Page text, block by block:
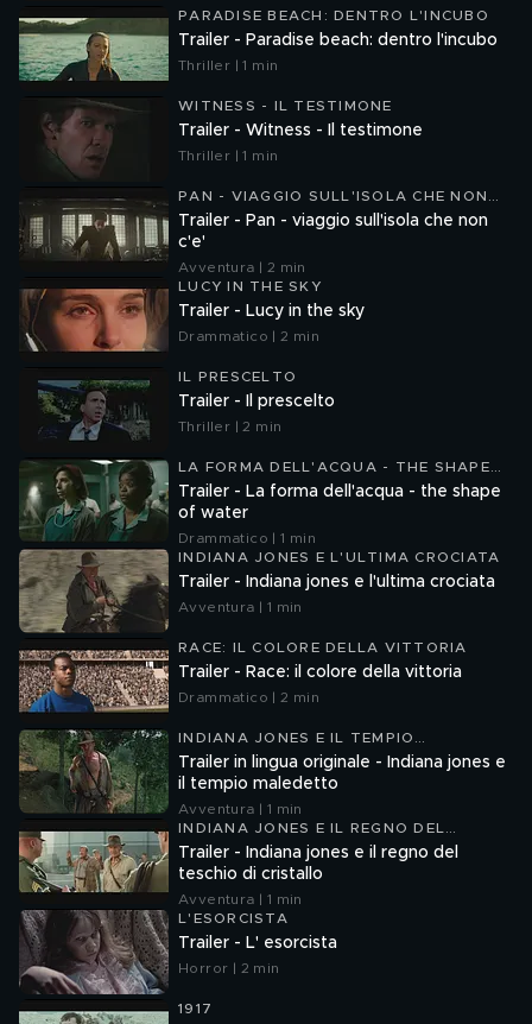
PARADISE BEACH: DENTRO L'INCUBO
Trailer - Paradise beach: dentro l'incubo
Thriller | 1 min
WITNESS - IL TESTIMONE
Trailer - Witness - Il testimone
Thriller | 1 min
PAN - VIAGGIO SULL'ISOLA CHE NON
C'È
Trailer - Pan - viaggio sull'isola che non
c'e'
Avventura | 2 min
LUCY IN THE SKY
Trailer - Lucy in the sky
Drammatico | 2 min
IL PRESCELTO
Trailer - Il prescelto
Thriller | 2 min
LA FORMA DELL'ACQUA - THE SHAPE
OF WATER
Trailer - La forma dell'acqua - the shape
of water
Drammatico | 1 min
INDIANA JONES E L'ULTIMA CROCIATA
Trailer - Indiana jones e l'ultima crociata
Avventura | 1 min
RACE: IL COLORE DELLA VITTORIA
Trailer - Race: il colore della vittoria
Drammatico | 2 min
INDIANA JONES E IL TEMPIO
MALEDETTO
Trailer in lingua originale - Indiana jones e
il tempio maledetto
Avventura | 1 min
INDIANA JONES E IL REGNO DEL
TESCHIO DI CRISTALLO
Trailer - Indiana jones e il regno del
teschio di cristallo
Avventura | 1 min
L'ESORCISTA
Trailer - L' esorcista
Horror | 2 min
1917